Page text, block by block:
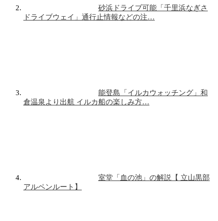
砂浜ドライブ可能「千里浜なぎさ
ドライブウェイ」通行止情報などの注…
能登島「イルカウォッチング」和
倉温泉より出航 イルカ船の楽しみ方…
室堂「血の池」の解説【 立山黒部
アルペンルート】